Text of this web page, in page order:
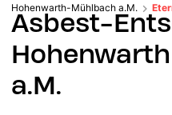
Hohenwarth-Mühlbach a.M.
Asbest-
a.M.